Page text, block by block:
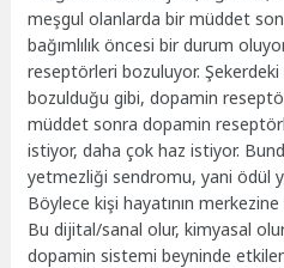
meşgul olanlarda bir müddet
bağımlılık öncesi bir durum
reseptörleri bozuluyor.
bozulduğu gibi, dopamin
müddet sonra dopamin
istiyor, daha çok haz istiyor.
yetmezliği sendromu, yani ödül
Böylece kişi hayatının merkezine
Bu dijital/sanal olur, kimyasal
dopamin sistemi beyninde